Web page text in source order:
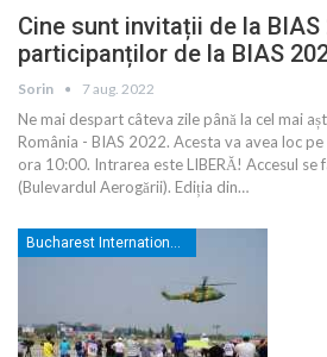
Cine sunt invitații de la
participanților de la BIAS
Sorin 7 aug. 2022
Ne mai despart câteva zile până la cel mai
România - BIAS 2022. Acesta va avea loc
ora 10:00. Intrarea este LIBERĂ! Accesul se
(Bulevardul Aerogării). Ediția din…
Bucharest International Air Show